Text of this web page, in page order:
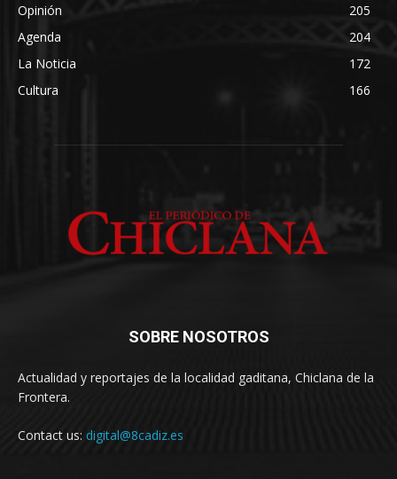
Opinión
205
Agenda
204
La Noticia
172
Cultura
166
SOBRE NOSOTROS
Actualidad y reportajes de la localidad gaditana, Chiclana de la
Frontera.
Contact us: digital@8cadiz.es